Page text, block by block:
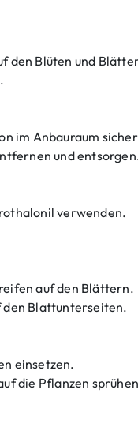
p
den Blüten und
im Anbauraum
und
verwenden.
auf den Blättern.
den Blattunterseiten.
einsetzen.
die Pflanzen